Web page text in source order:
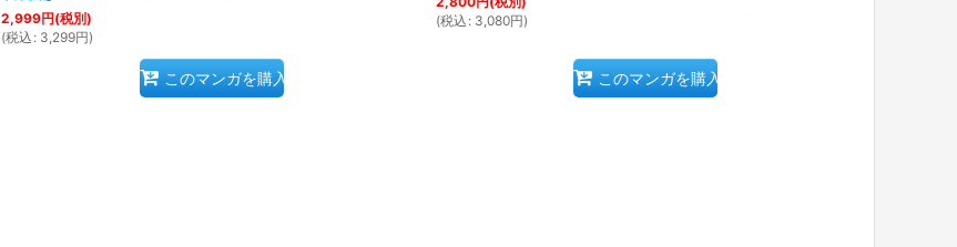
2,999円(税別)
(税込 : 3,299円)
このマンガを購入
(税込 : 3,080円)
このマンガを購入